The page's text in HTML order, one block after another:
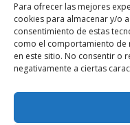
Para ofrecer las mejores
cookies para almacenar y/o
consentimiento de estas
como el comportamiento de
en este sitio. No consentir o
negativamente a ciertas
...................................
Design & Promotions By